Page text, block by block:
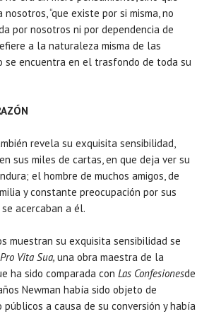
“que existe por si misma, no
por nosotros ni por dependencia de
a la naturaleza misma de las
se encuentra en el trasfondo de toda su
revela su exquisita sensibilidad,
sus miles de cartas, en que deja ver su
el hombre de muchos amigos, de
y constante preocupación por sus
acercaban a él.
muestran su exquisita sensibilidad se
Vita Sua, una obra maestra de la
ha sido comparada con Las Confesionesde
Newman había sido objeto de
a causa de su conversión y había